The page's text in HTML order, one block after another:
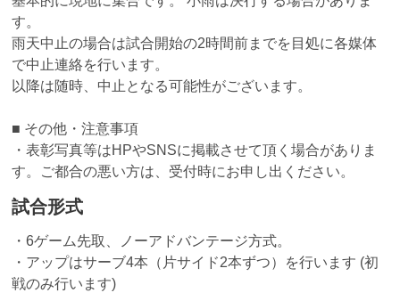
す。
雨天中止の場合は試合開始の2時間前までを目処に各媒体
で中止連絡を行います。
以降は随時、中止となる可能性がございます。
■ その他・注意事項
・表彰写真等はHPやSNSに掲載させて頂く場合がありま
す。ご都合の悪い方は、受付時にお申し出ください。
試合形式
・6ゲーム先取、ノーアドバンテージ方式。
・アップはサーブ4本（片サイド2本ずつ）を行います (初
戦のみ行います)